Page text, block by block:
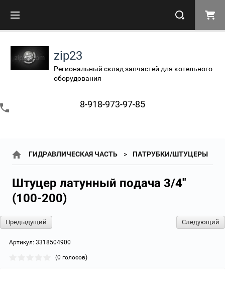
zip23
Региональный склад запчастей для котельного
оборудования
8-918-973-97-85
ГИДРАВЛИЧЕСКАЯ ЧАСТЬ ПАТРУБКИ/ШТУЦЕРЫ
Штуцер латунный подача 3/4"
(100-200)
Предыдущий Следующий
Артикул: 3318504900
(0 голосов)